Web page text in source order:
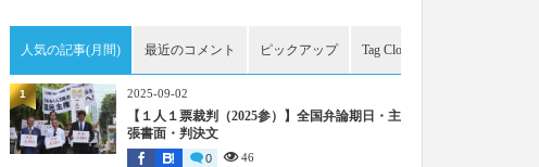
人気の記事(月間) 最近のコメント ピックアップ Tag Cloud
2025-09-02
【１人１票裁判（2025参）】全国弁論期日・主
張書面・判決文
0 46
1